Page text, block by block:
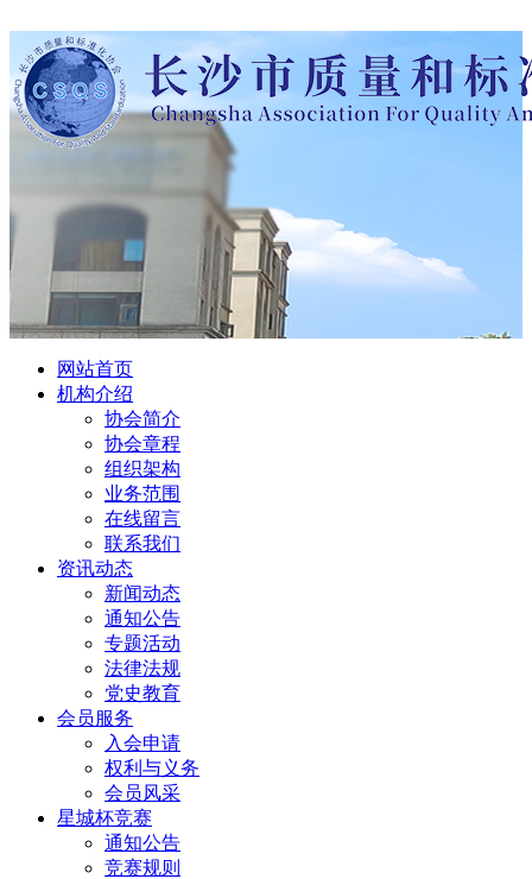
网站首页
机构介绍
协会简介
协会章程
组织架构
业务范围
在线留言
联系我们
资讯动态
新闻动态
通知公告
专题活动
法律法规
党史教育
会员服务
入会申请
权利与义务
会员风采
星城杯竞赛
通知公告
竞赛规则